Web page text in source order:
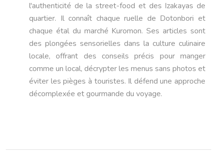
l'authenticité de la street-food et des Izakayas de
quartier. Il connaît chaque ruelle de Dotonbori et
chaque étal du marché Kuromon. Ses articles sont
des plongées sensorielles dans la culture culinaire
locale, offrant des conseils précis pour manger
comme un local, décrypter les menus sans photos et
éviter les pièges à touristes. Il défend une approche
décomplexée et gourmande du voyage.